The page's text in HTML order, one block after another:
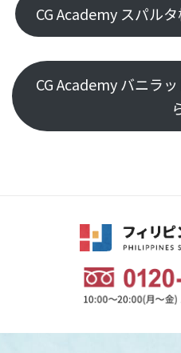
CG Academy スパル
CG Academy バニラ